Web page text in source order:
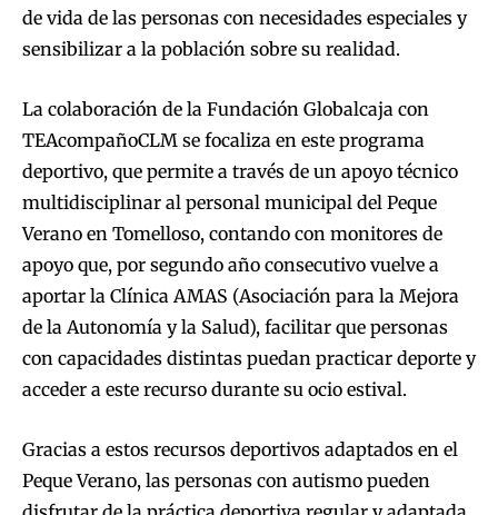
de vida de las personas con necesidades especiales y
sensibilizar a la población sobre su realidad.
La colaboración de la Fundación Globalcaja con
TEAcompañoCLM se focaliza en este programa
deportivo, que permite a través de un apoyo técnico
multidisciplinar al personal municipal del Peque
Verano en Tomelloso, contando con monitores de
apoyo que, por segundo año consecutivo vuelve a
aportar la Clínica AMAS (Asociación para la Mejora
de la Autonomía y la Salud), facilitar que personas
con capacidades distintas puedan practicar deporte y
acceder a este recurso durante su ocio estival.
Gracias a estos recursos deportivos adaptados en el
Peque Verano, las personas con autismo pueden